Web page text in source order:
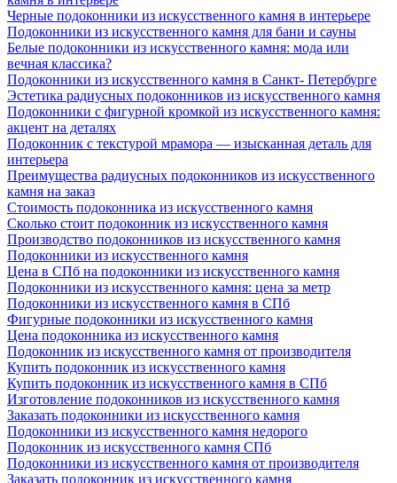
Черные подоконники из искусственного камня в интерьере
Подоконники из искусственного камня для бани и сауны
Белые подоконники из искусственного камня: мода или
вечная классика?
Подоконники из искусственного камня в Санкт- Петербурге
Эстетика радиусных подоконников из искусственного камня
Подоконники с фигурной кромкой из искусственного камня:
акцент на деталях
Подоконник с текстурой мрамора — изысканная деталь для
интерьера
Преимущества радиусных подоконников из искусственного
камня на заказ
Стоимость подоконника из искусственного камня
Сколько стоит подоконник из искусственного камня
Производство подоконников из искусственного камня
Подоконники из искусственного камня
Цена в СПб на подоконники из искусственного камня
Подоконники из искусственного камня: цена за метр
Подоконники из искусственного камня в СПб
Фигурные подоконники из искусственного камня
Цена подоконника из искусственного камня
Подоконник из искусственного камня от производителя
Купить подоконник из искусственного камня
Купить подоконник из искусственного камня в СПб
Изготовление подоконников из искусственного камня
Заказать подоконники из искусственного камня
Подоконники из искусственного камня недорого
Подоконник из искусственного камня СПб
Подоконники из искусственного камня от производителя
Заказать подоконник из искусственного камня